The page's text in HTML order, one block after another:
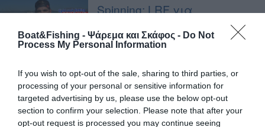
Boat&Fishing - Ψάρεμα και Σκάφος - Do Not
Process My Personal Information
If you wish to opt-out of the sale, sharing to third parties, or
processing of your personal or sensitive information for
targeted advertising by us, please use the below opt-out
section to confirm your selection. Please note that after your
opt-out request is processed you may continue seeing
Spinning: LRF για
τόπου
Spinning: Λαβράκι και